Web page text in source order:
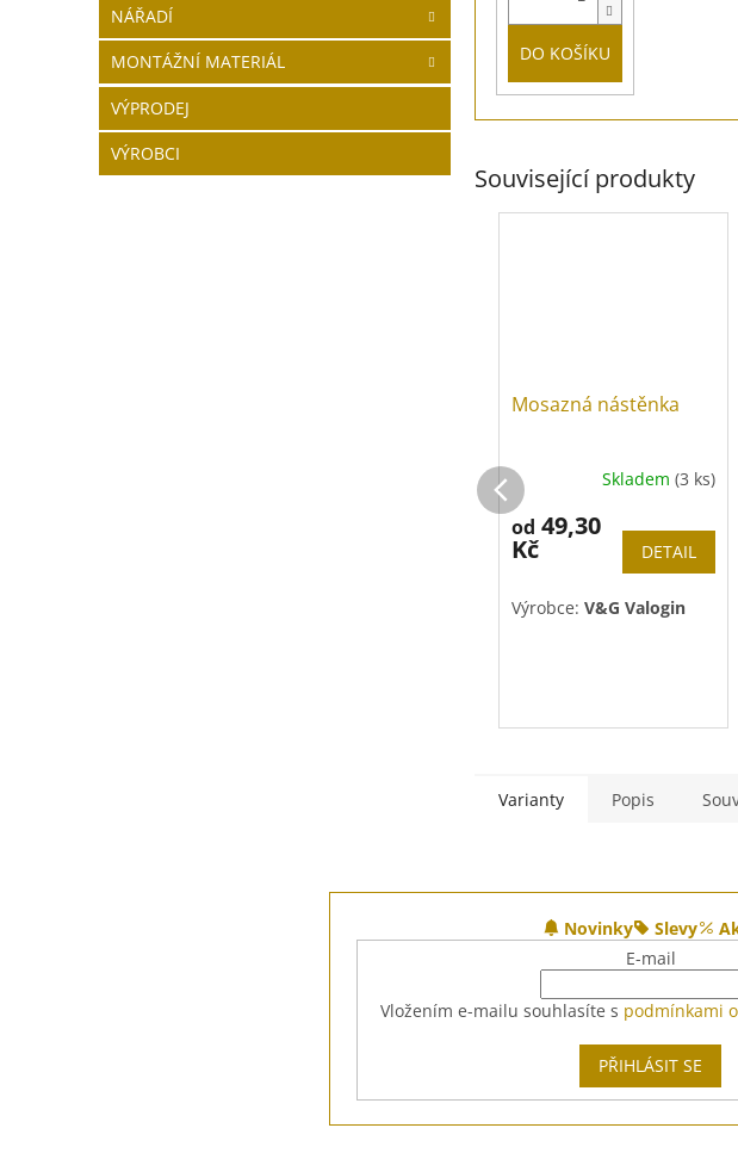
NÁŘADÍ
MONTÁŽNÍ MATERIÁL
VÝPRODEJ
VÝROBCI
DO KOŠÍKU
Související produkty
Mosazná nástěnka
Skladem(3 ks)
od 49,30
Kč DETAIL
Výrobce: V&G Valogin
Varianty Popis
Novinky Slevy
E-mail
Vložením e-mailu souhlasíte s podmínkami
PŘIHLÁSIT SE